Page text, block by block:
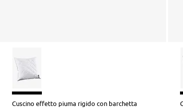
Cuscino effetto piuma rigido con barchetta